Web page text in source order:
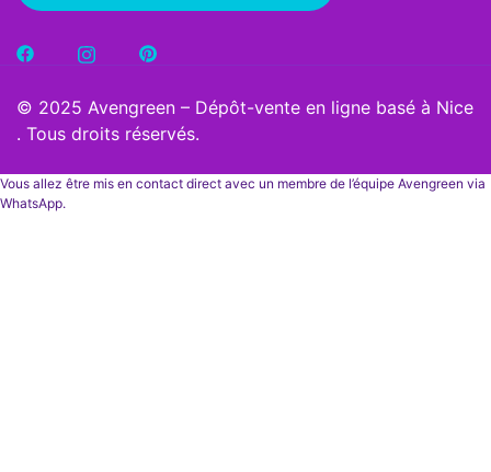
© 2025 Avengreen – Dépôt-vente en ligne basé à Nice
. Tous droits réservés.
Vous allez être mis en contact direct avec un membre de l’équipe Avengreen via
WhatsApp.